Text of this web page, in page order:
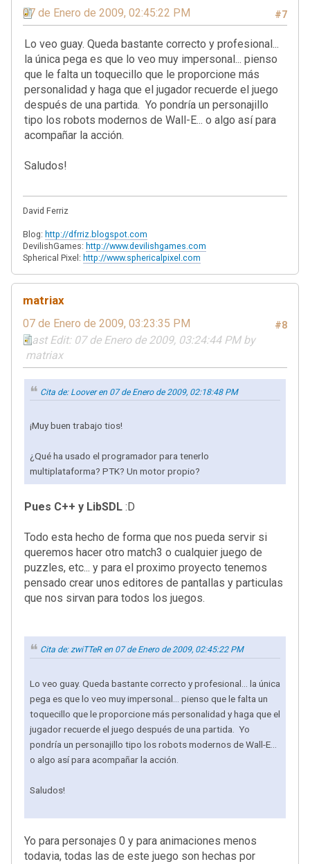
#7
07 de Enero de 2009, 02:45:22 PM
Lo veo guay. Queda bastante correcto y profesional...
la única pega es que lo veo muy impersonal... pienso
que le falta un toquecillo que le proporcione más
personalidad y haga que el jugador recuerde el juego
después de una partida. Yo pondría un personajillo
tipo los robots modernos de Wall-E... o algo así para
acompañar la acción.
Saludos!
David Ferriz
Blog: http://dfrriz.blogspot.com
DevilishGames: http://www.devilishgames.com
Spherical Pixel: http://www.sphericalpixel.com
matriax
#8
07 de Enero de 2009, 03:23:35 PM
Last Edit: 07 de Enero de 2009, 03:24:44 PM by
matriax
Cita de: Loover en 07 de Enero de 2009, 02:18:48 PM
¡Muy buen trabajo tios!
¿Qué ha usado el programador para tenerlo
multiplataforma? PTK? Un motor propio?
Pues C++ y LibSDL :D
Todo esta hecho de forma que nos pueda servir si
queremos hacer otro match3 o cualquier juego de
puzzles, etc... y para el proximo proyecto tenemos
pensado crear unos editores de pantallas y particulas
que nos sirvan para todos los juegos.
Cita de: zwiTTeR en 07 de Enero de 2009, 02:45:22 PM
Lo veo guay. Queda bastante correcto y profesional... la única
pega es que lo veo muy impersonal... pienso que le falta un
toquecillo que le proporcione más personalidad y haga que el
jugador recuerde el juego después de una partida. Yo
pondría un personajillo tipo los robots modernos de Wall-E...
o algo así para acompañar la acción.
Saludos!
Yo para personajes 0 y para animaciones menos
todavia, todas las de este juego son hechas por